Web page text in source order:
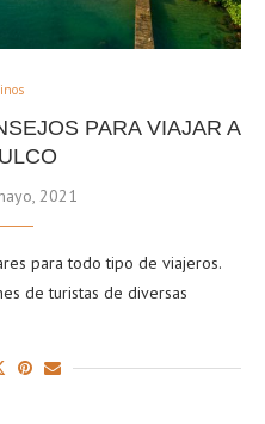
PARA VIAJAR A
2021
para todo tipo de viajeros.
de turistas de diversas